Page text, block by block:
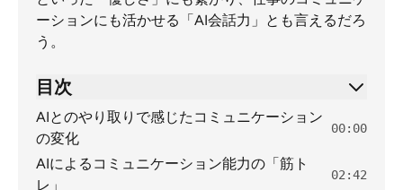
ーションにも活かせる「AI会話力」とも言えるだろ
う。
目次
AIとのやり取りで感じたコミュニケーション
の変化
00:00
AIによるコミュニケーション能力の「筋ト
レ」
02:42